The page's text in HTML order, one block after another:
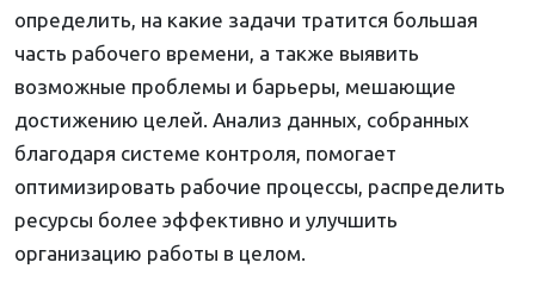
определить, на какие задачи тратится большая
часть рабочего времени, а также выявить
возможные проблемы и барьеры, мешающие
достижению целей. Анализ данных, собранных
благодаря системе контроля, помогает
оптимизировать рабочие процессы, распределить
ресурсы более эффективно и улучшить
организацию работы в целом.